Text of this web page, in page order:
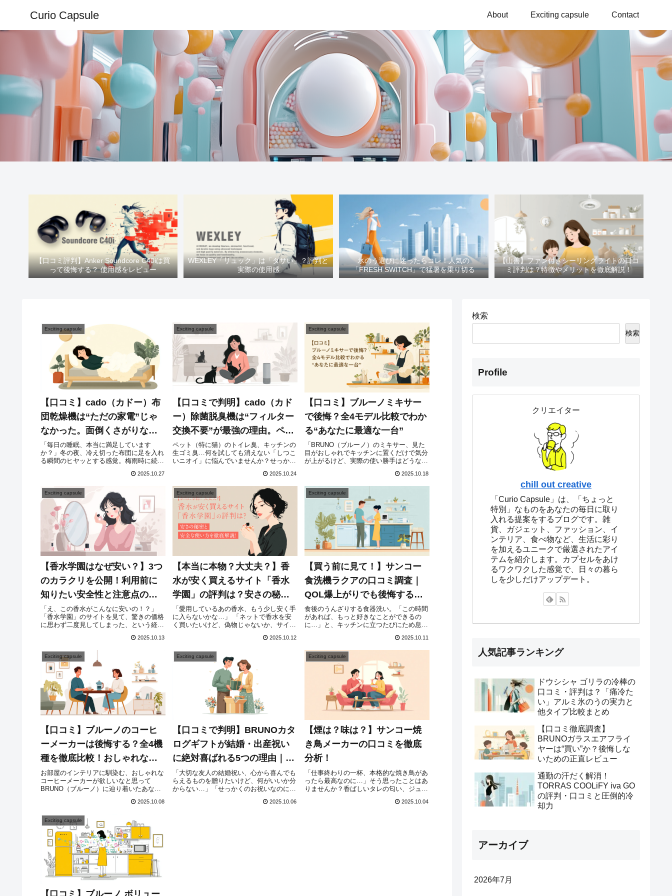
Curio Capsule About Exciting capsule Contact
【口コミ評判】Anker Soundcore C40iは買
って後悔する？ 使用感をレビュー
WEXLEY「リュック」は「ダサい」？評判と
実際の使用感
氷のう選びに迷ったらコレ！人気の
「FRESH SWITCH」で猛暑を乗り切る
【山善】ファン付きシーリングライトの口コ
ミ評判は？特徴やメリットを徹底解説！
Exciting capsule
【口コミ】cado（カドー）布
団乾燥機は“ただの家電”じゃ
なかった。面倒くさがりな私
が、毎晩の布団を「最高の癒
し」に変えられた理由
「毎日の睡眠、本当に満足しています
か？」冬の夜、冷え切った布団に足を入れ
る瞬間のヒヤッとする感覚。梅雨時に続
ギーの原因にもなるダニや、気になる汗の
かっていても、従来...
2025.10.27
Exciting capsule
【口コミで判明】cado（カド
ー）除菌脱臭機は“フィルター
交換不要”が最強の理由。ペッ
ト臭への効果と後悔しない選
び方
ペット（特に猫）のトイレ臭、キッチンの
生ゴミ臭…何を試しても消えない「しつこ
いニオイ」に悩んでいませんか？せっかく
をしても、生活感丸出しの「いかにも家
電」なデザインの脱臭機は置きたくないで
すよね。おまけ...
2025.10.24
Exciting capsule
【口コミ】ブルーノミキサー
で後悔？全4モデル比較でわか
る“あなたに最適な一台”
「BRUNO（ブルーノ）のミキサー、見た
目がおしゃれでキッチンに置くだけで気分
が上がるけど、実際の使い勝手はどうなん
が面倒』なんて口コミも見るけど、本当の
ところが知りたい…」毎日使うものだから
こそ、デザ...
2025.10.18
Exciting capsule
【香水学園はなぜ安い？】3つ
のカラクリを公開！利用前に
知りたい安全性と注意点のす
べて
「え、この香水がこんなに安いの！？」
「香水学園」のサイトを見て、驚きの価格
に思わず二度見してしまった、という経験
や、待てよ。安すぎるのは何か裏があるん
じゃ？」「もしかして偽物とか、古い商品
だったりして…...
2025.10.13
Exciting capsule
【本当に本物？大丈夫？】香
水が安く買えるサイト「香水
学園」の評判は？安さの秘密
と安全な使い方を徹底解説！
「愛用しているあの香水、もう少し安く手
に入らないかな…」 「ネットで香水を安
く買いたいけど、偽物じゃないか、サイト
はありませんか？もしあなたが、お気に入
手に入れたい...
2025.10.12
Exciting capsule
【買う前に見て！】サンコー
食洗機ラクアの口コミ調査｜
QOL爆上がりでも後悔する人
の特徴とは？
食後のうんざりする食器洗い。「この時間
があれば、もっと好きなことができるの
に…」と、キッチンに立つたびにため息を
時間との戦いの方、可愛いわが子との時間
を１分でも長く確保したい子育て中の方、
そして自炊中心...
2025.10.11
Exciting capsule
【口コミ】ブルーノのコーヒ
ーメーカーは後悔する？全4機
種を徹底比較！おしゃれなだ
けじゃない選び方
お部屋のインテリアに馴染む、おしゃれな
コーヒーメーカーが欲しいなと思って
BRUNO（ブルーノ）に辿り着いたあな
上がる絶妙なカラーリング。レトロで可愛
時にこんな不安も...
2025.10.08
Exciting capsule
【口コミで判明】BRUNOカタ
ログギフトが結婚・出産祝い
に絶対喜ばれる5つの理由｜後
悔しない選び方
「大切な友人の結婚祝い、心から喜んでも
らえるものを贈りたいけど、何がいいか分
からない…」「せっかくのお祝いなのに、
どうしよう？」「おしゃれなものがいいけ
2025.10.06
Exciting capsule
【煙は？味は？】サンコー焼
き鳥メーカーの口コミを徹底
分析！
「仕事終わりの一杯、本格的な焼き鳥があ
ったら最高なのに…」そう思ったことはあ
りませんか？香ばしいタレの匂い、ジュー
なるし、後片付けも面倒。結局、お店に行
2025.10.04
Exciting capsule
検索
検索
Profile
クリエイター
chill out creative
「Curio Capsule」は、「ちょっと
特別」なものをあなたの毎日に取り
入れる提案をするブログです。雑
貨、ガジェット、ファッション、イ
ンテリア、食べ物など、生活に彩り
を加えるユニークで厳選されたアイ
テムを紹介します。カプセルをあけ
るワクワクした感覚で、日々の暮ら
しを少しだけアップデート。
人気記事ランキング
ドウシシャ ゴリラの冷棒の
口コミ・評判は？「痛冷た
い」アルミ氷のうの実力と
他タイプ比較まとめ
【口コミ徹底調査】
BRUNOガラスエアフライ
ヤーは“買い”か？後悔しな
いための正直レビュー
通勤の汗だく解消！
TORRAS COOLiFY iva GO
の評判・口コミと圧倒的冷
却力
アーカイブ
2026年7月